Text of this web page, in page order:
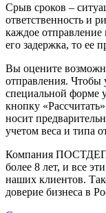
Срыв сроков –
ответственность и
каждое отправление
его задержка, то ее
Вы оцените
отправления. Чтобы
специальной форме
кнопку
носит
учетом веса и типа
Компания
более 8 лет, и все
наших клиентов.
доверие бизнеса в